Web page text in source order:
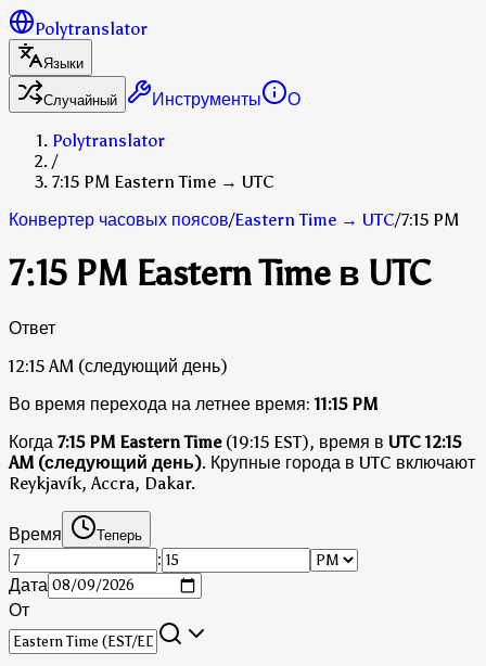
Polytranslator
Языки
Случайный
Инструменты
О
Polytranslator
/
7:15 PM Eastern Time → UTC
Конвертер часовых поясов/Eastern Time → UTC/7:15 PM
7:15 PM Eastern Time в UTC
Ответ
12:15 AM (следующий день)
Во время перехода на летнее время: 11:15 PM
Когда 7:15 PM Eastern Time(19:15 EST), время в UTC 12:15
AM (следующий день). Крупные города в UTC включают
Reykjavík, Accra, Dakar.
Время Теперь
:
Дата
От